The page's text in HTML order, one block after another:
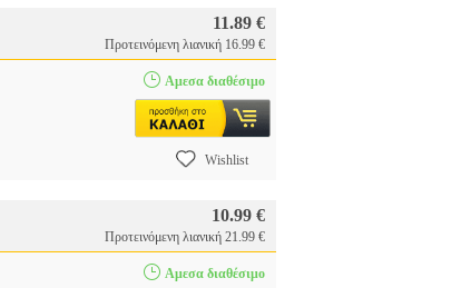
11.89 €
Προτεινόμενη λιανική 16.99 €
Αμεσα διαθέσιμο
Wishlist
10.99 €
Προτεινόμενη λιανική 21.99 €
Αμεσα διαθέσιμο